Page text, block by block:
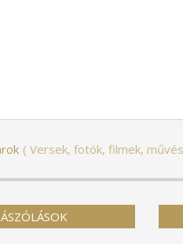
Versek, fotók, filmek,